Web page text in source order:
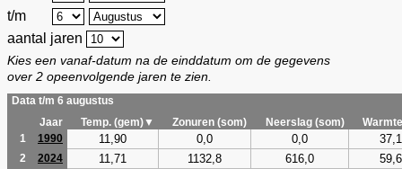
t/m
aantal jaren
Kies een vanaf-datum na de einddatum om de gegevens
over 2 opeenvolgende jaren te zien.
Data t/m 6 augustus
Jaar
Temp. (gem)▼ Zonuren (som) Neerslag (som)
1
1990 11,90 0,0 0,0 37,1
2 2024 11,71 1132,8 616,0 59,6